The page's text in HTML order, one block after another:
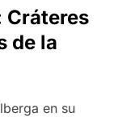
Cráteres
de la
en su